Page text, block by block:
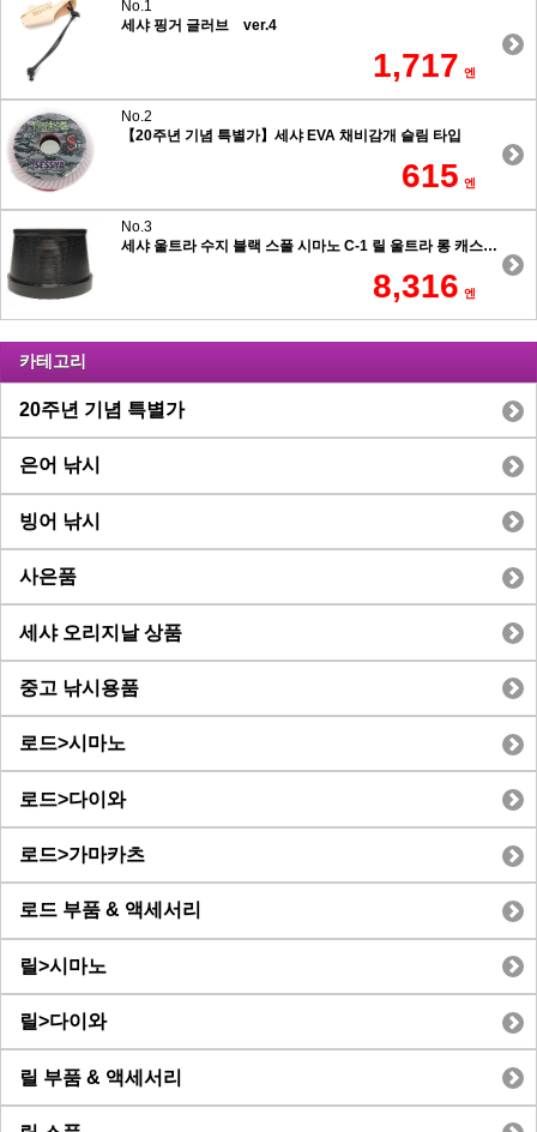
No.1
세샤 핑거 글러브 ver.4
1,717 엔
No.2
【20주년 기념 특별가】세샤 EVA 채비감개 슬림 타입
615 엔
No.3
세샤 울트라 수지 블랙 스풀 시마노 C-1 릴 울트라 롱 캐스팅 7.5도 테이퍼 타입
8,316 엔
카테고리
20주년 기념 특별가
은어 낚시
빙어 낚시
사은품
세샤 오리지날 상품
중고 낚시용품
로드>시마노
로드>다이와
로드>가마카츠
로드 부품 & 액세서리
릴>시마노
릴>다이와
릴 부품 & 액세서리